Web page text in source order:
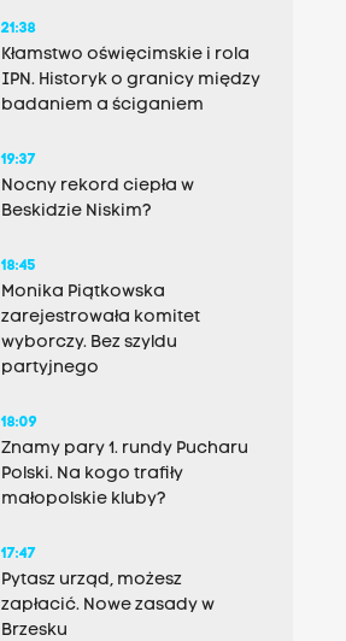
21:38
Kłamstwo oświęcimskie i rola
IPN. Historyk o granicy między
badaniem a ściganiem
19:37
Nocny rekord ciepła w
Beskidzie Niskim?
18:45
Monika Piątkowska
zarejestrowała komitet
wyborczy. Bez szyldu
partyjnego
18:09
Znamy pary 1. rundy Pucharu
Polski. Na kogo trafiły
małopolskie kluby?
17:47
Pytasz urząd, możesz
zapłacić. Nowe zasady w
Brzesku